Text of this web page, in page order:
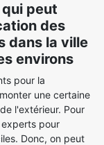
peut
des
dans la ville
environs
pour la
une certaine
l'extérieur. Pour
pour
Donc, on peut